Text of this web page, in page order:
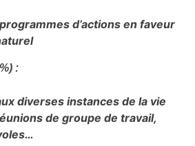
d’actions en faveur
:
diverses instances de la vie
de groupe de travail,